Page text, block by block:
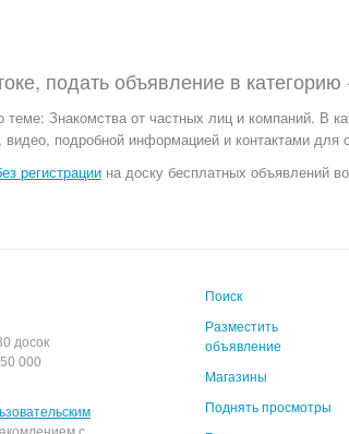
подать объявление в категорию
теме: Знакомства от частных лиц и компаний. В
подробной информацией и контактами для
регистрации на доску бесплатных объявлений
досок
000
Поиск
Разместить
объявление
Магазины
Поднять просмотры